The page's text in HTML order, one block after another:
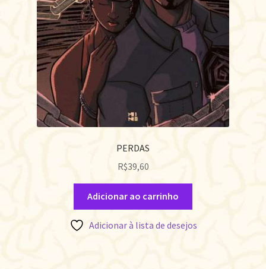
PERDAS
R$39,60
Adicionar ao carrinho
Adicionar à lista de desejos